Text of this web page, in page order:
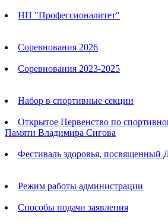
НП "Профессионалитет"
Соревнования 2026
Соревнования 2023-2025
Набор в спортивные секции
Открытое Первенство по
Памяти Владимира Сигова
Фестиваль здоровья, посвященный
Режим работы администрации
Способы подачи заявления